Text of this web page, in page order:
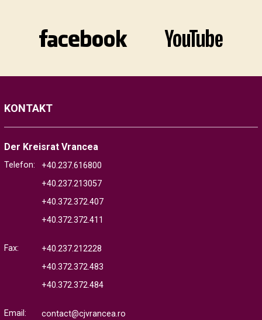
KONTAKT
Der Kreisrat Vrancea
Telefon:
+40.237.616800
+40.237.213057
+40.372.372.407
+40.372.372.411
Fax:
+40.237.212228
+40.372.372.483
+40.372.372.484
Email: contact@cjvrancea.ro